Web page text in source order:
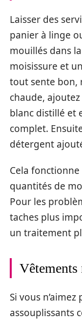
Laisser des
panier à linge
mouillés dans
moisissure et
tout sente bon,
chaude,
blanc distillé et
complet.
détergent
Cela
quantités de
Pour les
taches plus
un traitement
Si vous n’aimez
assouplissants